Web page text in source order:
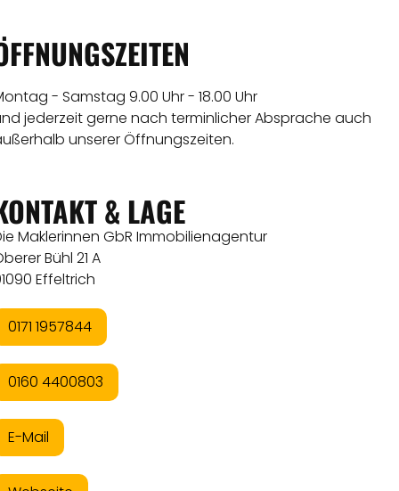
- Samstag 9.00 Uhr - 18.00 Uhr
jederzeit gerne nach terminlicher Absprache auch
unserer Öffnungszeiten.
& LAGE
Maklerinnen GbR Immobilienagentur
Bühl 21 A
Effeltrich
0171 1957844
0160 4400803
E-Mail